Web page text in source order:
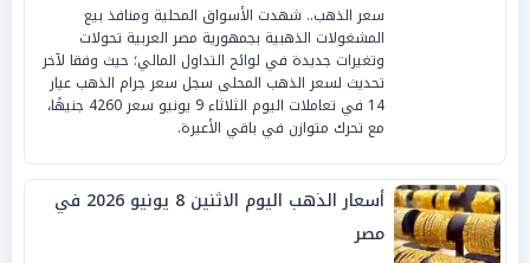
سعر الذهب.. شهدت الأسواق المحلية ومنافذ بيع
المشغولات الذهبية بجمهورية مصر العربية تحولات
وتغيرات جديدة في لوائح التداول المالي؛ حيث وفقا لآخر
تحديث لسعر الذهب المحلى سجل سعر جرام الذهب عيار
14 في تعاملات اليوم الثلاثاء 9 يونيو سعر 4260 جنيهًا،
مع تحرك متوازن في باقي الأعيرة.
أسعار الذهب اليوم الاثنين 8 يونيو 2026 في
مصر